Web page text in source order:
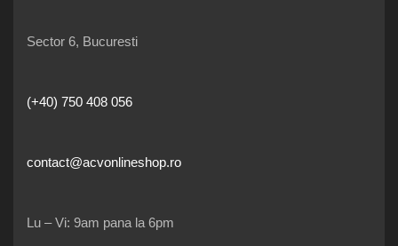
Sector 6, Bucuresti
(+40) 750 408 056
contact@acvonlineshop.ro
Lu – Vi: 9am pana la 6pm